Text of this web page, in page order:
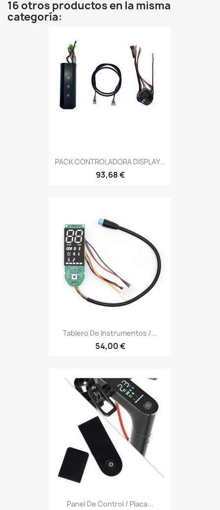
16 otros productos en la misma
categoría:
PACK CONTROLADORA DISPLAY...
93,68 €
Tablero De Instrumentos /...
54,00 €
Panel De Control / Placa...